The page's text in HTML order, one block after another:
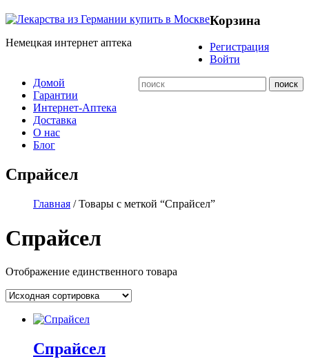
Немецкая интернет аптека
Корзина
Регистрация
Войти
Домой
Гарантии
Интернет-Аптека
Доставка
О нас
Блог
Спрайсел
Главная / Товары с меткой “Спрайсел”
Спрайсел
Отображение единственного товара
Спрайсел